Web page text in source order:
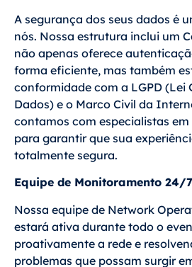
A segurança dos seus dados é
nós. Nossa estrutura inclui um
não apenas oferece
forma eficiente, mas também
conformidade com a LGPD (Lei
Dados) e o Marco Civil da
contamos com especialistas
para garantir que sua
totalmente segura.
Equipe de Monitoramento 24/7
Nossa equipe de Network
estará ativa durante todo o
proativamente a rede e
problemas que possam surgir